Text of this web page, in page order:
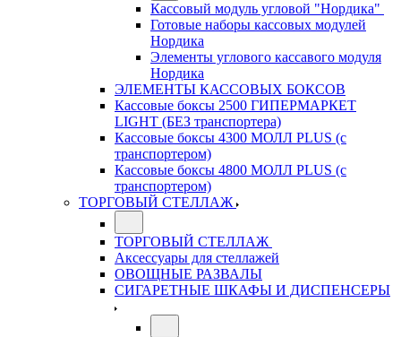
Кассовый модуль угловой "Нордика"
Готовые наборы кассовых модулей
Нордика
Элементы углового кассавого модуля
Нордика
ЭЛЕМЕНТЫ КАССОВЫХ БОКСОВ
Кассовые боксы 2500 ГИПЕРМАРКЕТ
LIGHT (БЕЗ транспортера)
Кассовые боксы 4300 МОЛЛ PLUS (с
транспортером)
Кассовые боксы 4800 МОЛЛ PLUS (с
транспортером)
ТОРГОВЫЙ СТЕЛЛАЖ
ТОРГОВЫЙ СТЕЛЛАЖ
Аксессуары для стеллажей
ОВОЩНЫЕ РАЗВАЛЫ
СИГАРЕТНЫЕ ШКАФЫ И ДИСПЕНСЕРЫ